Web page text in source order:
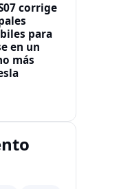
corrige
para
en un
más